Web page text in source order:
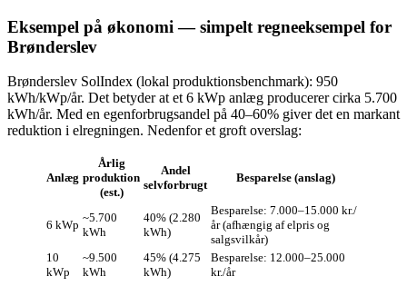
Eksempel på økonomi — simpelt regneeksempel for
Brønderslev
Brønderslev SolIndex (lokal produktionsbenchmark): 950
kWh/kWp/år. Det betyder at et 6 kWp anlæg producerer cirka 5.700
kWh/år. Med en egenforbrugsandel på 40–60% giver det en markant
reduktion i elregningen. Nedenfor et groft overslag:
Anlæg
Årlig
produktion
(est.)
Andel
selvforbrugt
Besparelse (anslag)
6 kWp
~5.700
kWh
40% (2.280
kWh)
Besparelse: 7.000–15.000 kr./
år (afhængig af elpris og
salgsvilkår)
10
kWp
~9.500
kWh
45% (4.275
kWh)
Besparelse: 12.000–25.000
kr./år